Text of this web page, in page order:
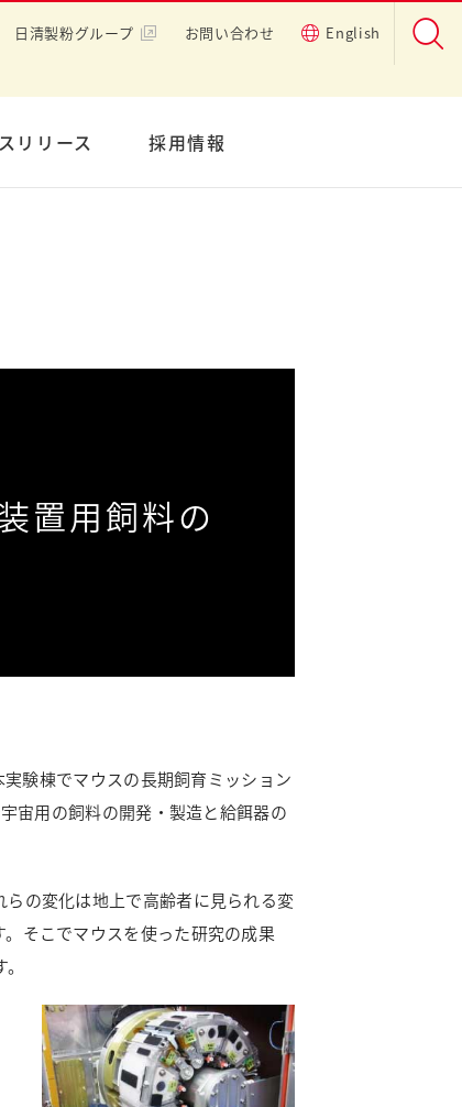
お問い合わせ English
日清製粉グループ
リリース 採用情報
置用飼料の
験棟でマウスの長期飼育ミッション
宙用の飼料の開発・製造と給餌器の
の変化は地上で高齢者に見られる変
そこでマウスを使った研究の成果